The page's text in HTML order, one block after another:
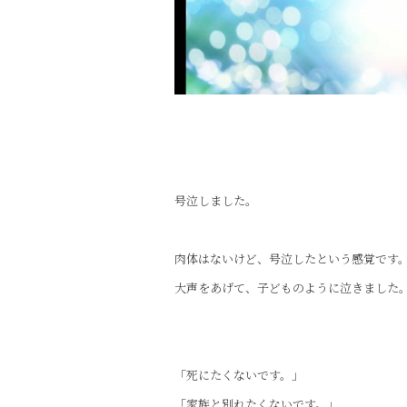
号泣しました。
肉体はないけど、号泣したという感覚です
大声をあげて、子どものように泣きました
「死にたくないです。」